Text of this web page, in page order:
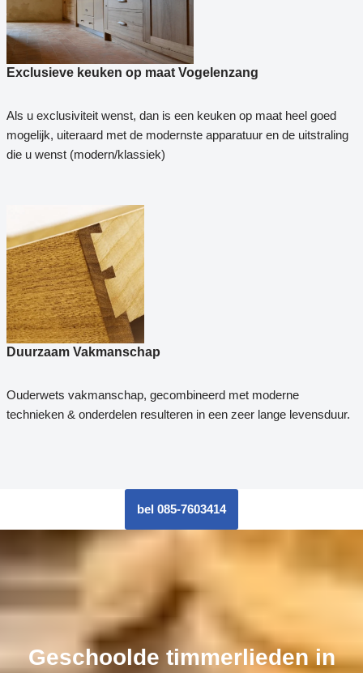
Exclusieve keuken op maat Vogelenzang
Als u exclusiviteit wenst, dan is een keuken op maat heel goed
mogelijk, uiteraard met de modernste apparatuur en de uitstraling
die u wenst (modern/klassiek)
Duurzaam Vakmanschap
Ouderwets vakmanschap, gecombineerd met moderne
technieken & onderdelen resulteren in een zeer lange levensduur.
bel 085-7603414
Geschoolde timmerlieden in